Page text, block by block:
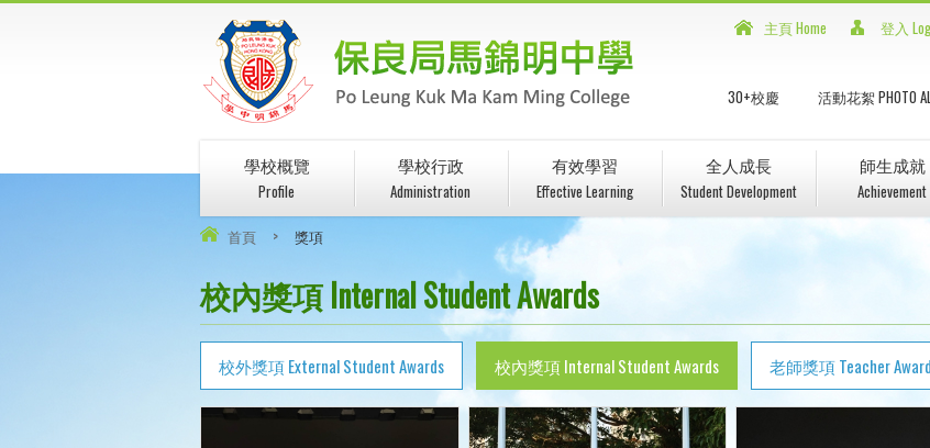
主頁 Home 登入
30+校慶 活動花絮 PHOTO
學校概覽
Profile
學校行政
Administration
有效學習
Effective Learning
全人成長
Student Development
師生成就
Achievement
首頁 > 獎項
校內獎項 Internal Student Awards
校外獎項 External Student Awards 校內獎項 Internal Student Awards 老師獎項 Teacher